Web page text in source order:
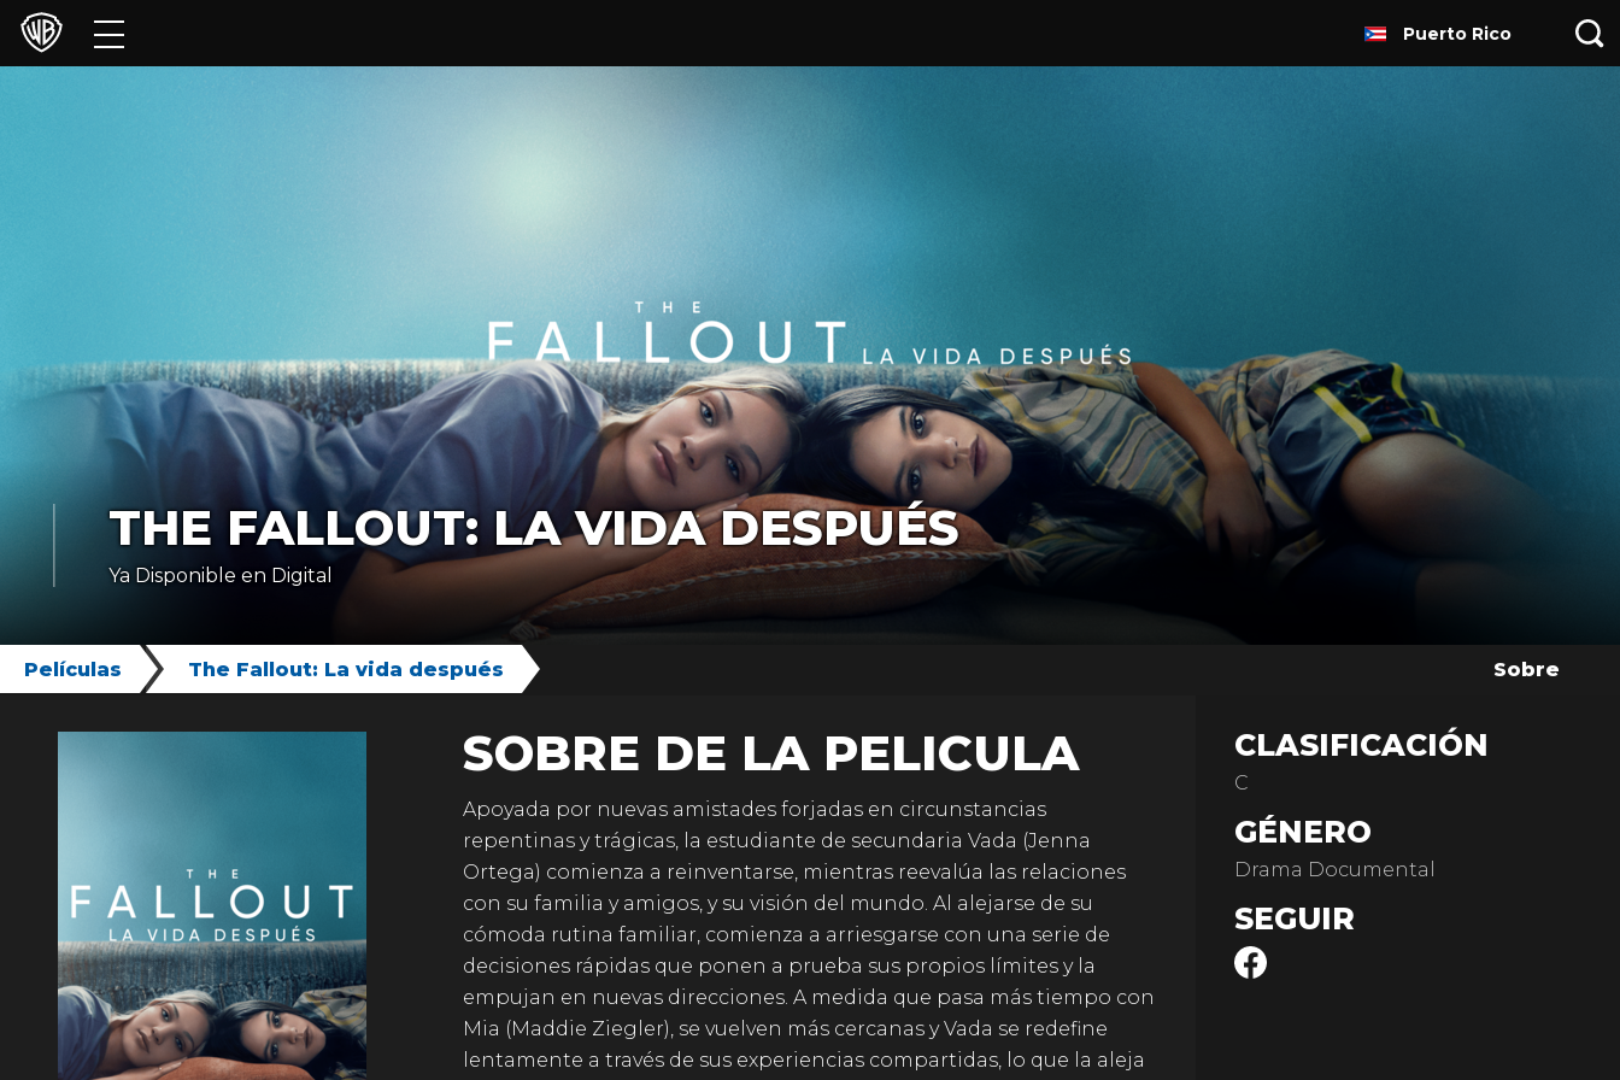
Películas
Noticias
Experiencias
HBO Max
Puerto Rico
THE FALLOUT: LA VIDA DESPUÉS
Ya Disponible en Digital
Películas The Fallout: La vida después Sobre
SOBRE DE LA PELICULA
Apoyada por nuevas amistades forjadas en circunstancias
repentinas y trágicas, la estudiante de secundaria Vada (Jenna
Ortega) comienza a reinventarse, mientras reevalúa las relaciones
con su familia y amigos, y su visión del mundo. Al alejarse de su
cómoda rutina familiar, comienza a arriesgarse con una serie de
decisiones rápidas que ponen a prueba sus propios límites y la
empujan en nuevas direcciones. A medida que pasa más tiempo con
Mia (Maddie Ziegler), se vuelven más cercanas y Vada se redefine
lentamente a través de sus experiencias compartidas, lo que la aleja
CLASIFICACIÓN
C
GÉNERO
Drama Documental
SEGUIR